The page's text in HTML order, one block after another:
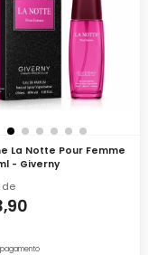
La Notte Pour Femme
- Giverny
de